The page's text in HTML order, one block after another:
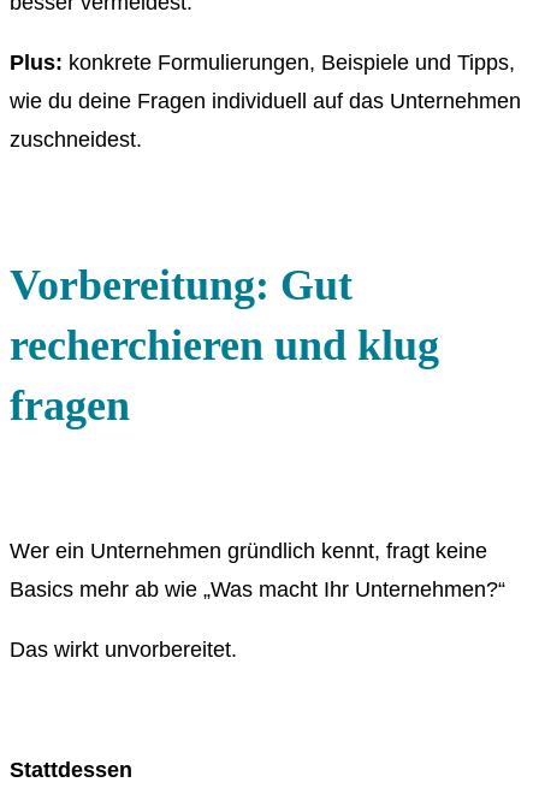
Plus: konkrete Formulierungen, Beispiele und Tipps,
wie du deine Fragen individuell auf das Unternehmen
zuschneidest.
Vorbereitung: Gut
recherchieren und klug
fragen
Wer ein Unternehmen gründlich kennt, fragt keine
Basics mehr ab wie „Was macht Ihr Unternehmen?“
Das wirkt unvorbereitet.
Stattdessen